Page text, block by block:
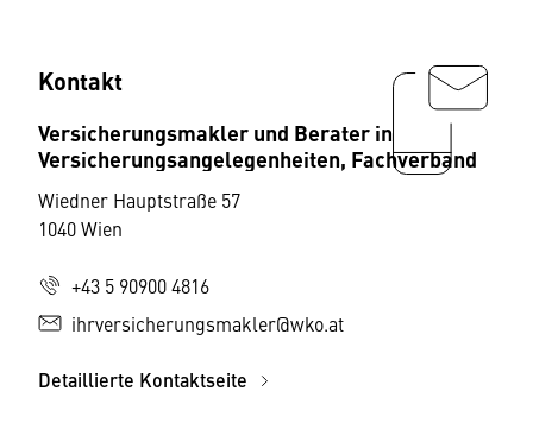
Kontakt
Versicherungsmakler und Berater in
Versicherungsangelegenheiten, Fachverband
Wiedner Hauptstraße 57
1040 Wien
+43 5 90900 4816
ihrversicherungsmakler@wko.at
Detaillierte Kontaktseite